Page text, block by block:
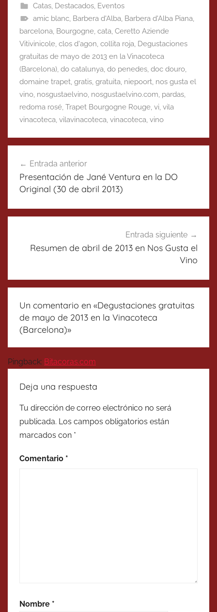
Catas, Destacados, Eventos
amic blanc, Barbera d'Alba, Barbera d'Alba Piana,
barcelona, Bourgogne, cata, Ceretto Aziende
Vitivinicole, clos d'agon, collita roja, Degustaciones
gratuitas de mayo de 2013 en la Vinacoteca
(Barcelona), do catalunya, do penedes, doc douro,
domaine trapet, gratis, gratuita, niepoort, nos gusta el
vino, nosgustaelvino, nosgustaelvino.com, pardas,
redoma rosé, Trapet Bourgogne Rouge, vi, vila
vinacoteca, vilavinacoteca, vinacoteca, vino
de
entradas
Entrada anterior
Presentación de Jané Ventura en la DO
Original (30 de abril 2013)
Entrada siguiente
Resumen de abril de 2013 en Nos Gusta el
Vino
Un comentario en «Degustaciones gratuitas
de mayo de 2013 en la Vinacoteca
(Barcelona)»
Pingback: Bitacoras.com
Deja una respuesta
Tu dirección de correo electrónico no será
publicada. Los campos obligatorios están
marcados con *
Comentario *
Nombre *